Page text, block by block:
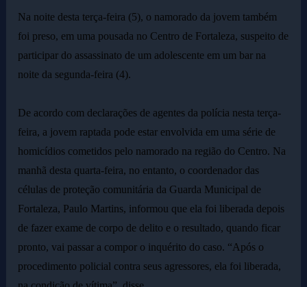
Na noite desta terça-feira (5), o namorado da jovem também
foi preso, em uma pousada no Centro de Fortaleza, suspeito de
participar do assassinato de um adolescente em um bar na
noite da segunda-feira (4).
De acordo com declarações de agentes da polícia nesta terça-
feira, a jovem raptada pode estar envolvida em uma série de
homicídios cometidos pelo namorado na região do Centro. Na
manhã desta quarta-feira, no entanto, o coordenador das
células de proteção comunitária da Guarda Municipal de
Fortaleza, Paulo Martins, informou que ela foi liberada depois
de fazer exame de corpo de delito e o resultado, quando ficar
pronto, vai passar a compor o inquérito do caso. “Após o
procedimento policial contra seus agressores, ela foi liberada,